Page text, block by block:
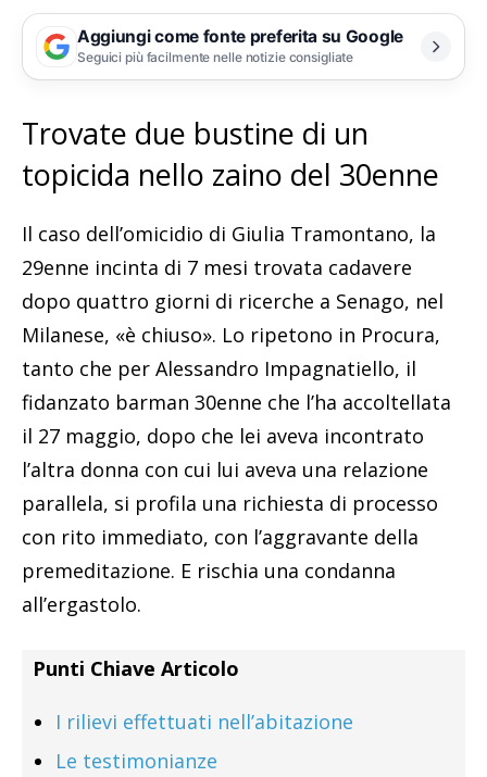
Aggiungi come fonte preferita su Google
Seguici più facilmente nelle notizie consigliate
Trovate due bustine di un
topicida nello zaino del 30enne
Il caso dell’omicidio di Giulia Tramontano, la
29enne incinta di 7 mesi trovata cadavere
dopo quattro giorni di ricerche a Senago, nel
Milanese, «è chiuso». Lo ripetono in Procura,
tanto che per Alessandro Impagnatiello, il
fidanzato barman 30enne che l’ha accoltellata
il 27 maggio, dopo che lei aveva incontrato
l’altra donna con cui lui aveva una relazione
parallela, si profila una richiesta di processo
con rito immediato, con l’aggravante della
premeditazione. E rischia una condanna
all’ergastolo.
Punti Chiave Articolo
I rilievi effettuati nell’abitazione
Le testimonianze